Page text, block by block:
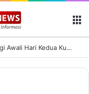
Ketua Persit KCK Daerah III/Siliwangi Awali Hari Kedua Kunjungan Kerja di TK Kartika XIX-39